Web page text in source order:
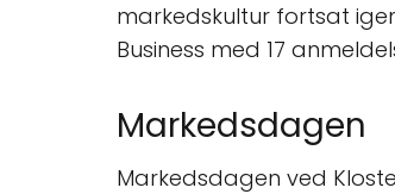
markedskultur fortsat
Business med 17
Markedsdagen
Markedsdagen ved